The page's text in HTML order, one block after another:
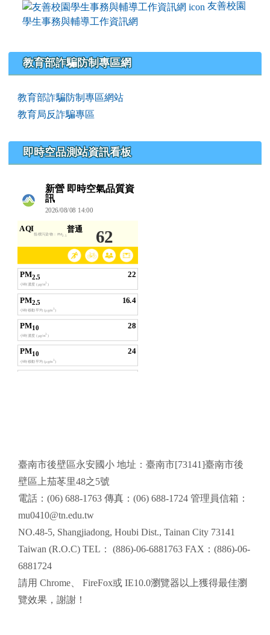
友善校園
學生事務與輔導工作資訊網
教育部詐騙防制專區網
教育部詐騙防制專區網站
教育局反詐騙專區
即時空品測站資訊看板
頁尾區域內容
臺南市後壁區永安國小 地址：臺南市[73141]臺南市後
壁區上茄苳里48之5號
電話：(06) 688-1763 傳真：(06) 688-1724 管理員信箱：
mu0410@tn.edu.tw
NO.48-5, Shangjiadong, Houbi Dist., Tainan City 73141
Taiwan (R.O.C) TEL： (886)-06-6881763 FAX：(886)-06-
6881724
請用 Chrome FireFox或 IE10.0瀏覽器以上獲得最佳瀏
覽效果，謝謝！